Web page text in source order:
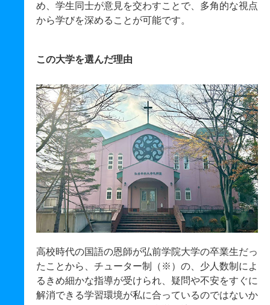
め、学生同士が意見を交わすことで、多角的な視点
から学びを深めることが可能です。
この大学を選んだ理由
高校時代の国語の恩師が弘前学院大学の卒業生だっ
たことから、チューター制（※）の、少人数制によ
るきめ細かな指導が受けられ、疑問や不安をすぐに
解消できる学習環境が私に合っているのではないか